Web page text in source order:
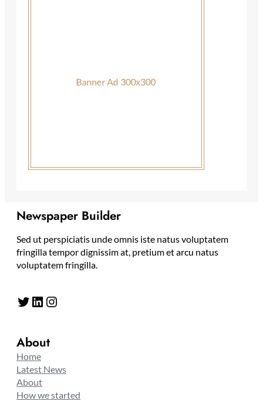
Newspaper Builder
Sed ut perspiciatis unde omnis iste natus voluptatem
fringilla tempor dignissim at, pretium et arcu natus
voluptatem fringilla.
Twitter LinkedIn Instagram
About
Home
Latest News
About
How we started